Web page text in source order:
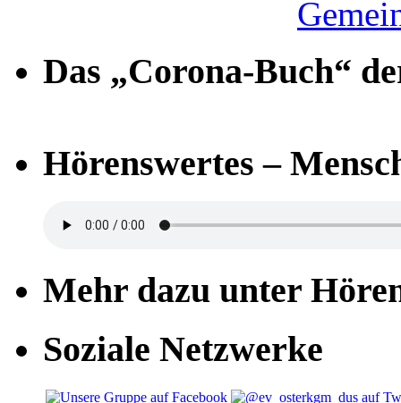
Das „Corona-Buch“
Hörenswertes –
Mehr dazu unter
Soziale Netzwerke